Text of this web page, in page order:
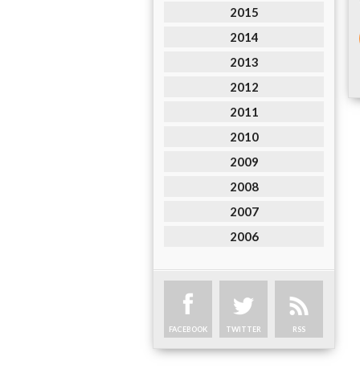
2015
2014
2013
2012
2011
2010
2009
2008
2007
2006
FACEBOOK TWITTER RSS